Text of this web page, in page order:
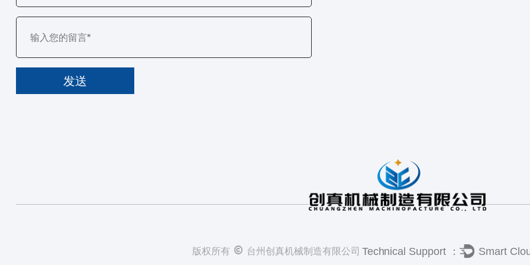
版权所有 © 台州创真机械制造有限公司